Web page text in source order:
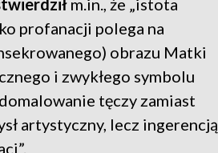
m.in., że „istota
profanacji polega na
obrazu Matki
i zwykłego symbolu
tęczy zamiast
artystyczny, lecz ingerencją